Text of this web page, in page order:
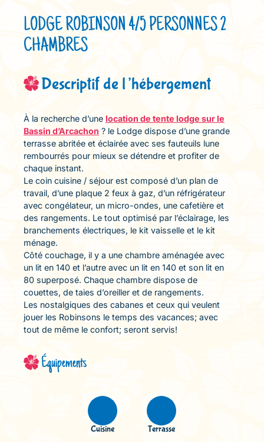
LODGE ROBINSON 4/5 PERSONNES 2
CHAMBRES
Descriptif de l’hébergement
À la recherche d’une location de tente lodge sur le
Bassin d’Arcachon ? le Lodge dispose d’une grande
terrasse abritée et éclairée avec ses fauteuils lune
rembourrés pour mieux se détendre et profiter de
chaque instant.
Le coin cuisine / séjour est composé d’un plan de
travail, d’une plaque 2 feux à gaz, d’un réfrigérateur
avec congélateur, un micro-ondes, une cafetière et
des rangements. Le tout optimisé par l’éclairage, les
branchements électriques, le kit vaisselle et le kit
ménage.
Côté couchage, il y a une chambre aménagée avec
un lit en 140 et l’autre avec un lit en 140 et son lit en
80 superposé. Chaque chambre dispose de
couettes, de taies d’oreiller et de rangements.
Les nostalgiques des cabanes et ceux qui veulent
jouer les Robinsons le temps des vacances; avec
tout de même le confort; seront servis!
Équipements
Cuisine Terrasse